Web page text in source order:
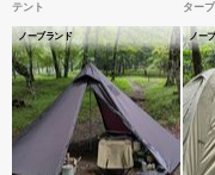
テント
ノーブランド
タープ
ノー